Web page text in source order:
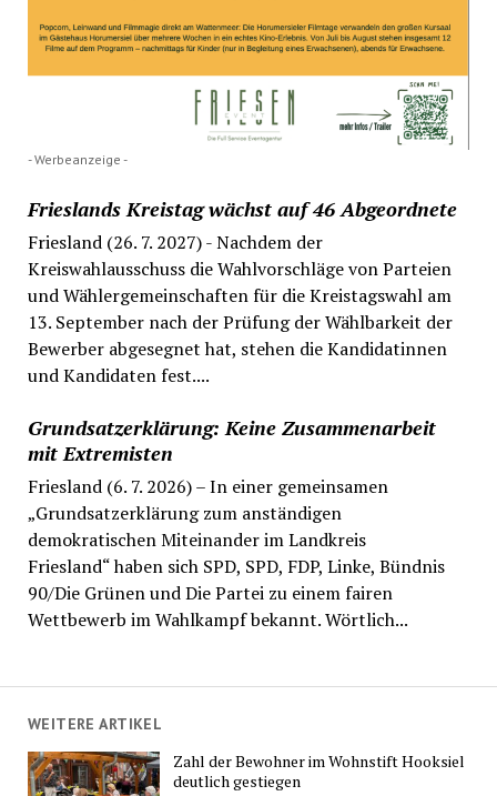
- Werbeanzeige -
Frieslands Kreistag wächst auf 46 Abgeordnete
Friesland (26. 7. 2027) - Nachdem der
Kreiswahlausschuss die Wahlvorschläge von Parteien
und Wählergemeinschaften für die Kreistagswahl am
13. September nach der Prüfung der Wählbarkeit der
Bewerber abgesegnet hat, stehen die Kandidatinnen
und Kandidaten fest....
Grundsatzerklärung: Keine Zusammenarbeit
mit Extremisten
Friesland (6. 7. 2026) – In einer gemeinsamen
„Grundsatzerklärung zum anständigen
demokratischen Miteinander im Landkreis
Friesland“ haben sich SPD, SPD, FDP, Linke, Bündnis
90/Die Grünen und Die Partei zu einem fairen
Wettbewerb im Wahlkampf bekannt. Wörtlich...
WEITERE ARTIKEL
Zahl der Bewohner im Wohnstift Hooksiel
deutlich gestiegen